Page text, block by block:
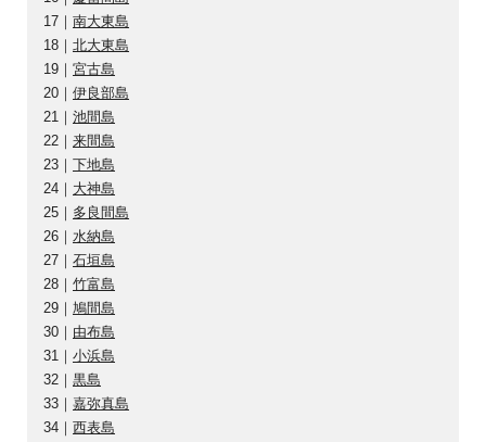
17｜ 南大東島
18｜ 北大東島
19｜ 宮古島
20｜ 伊良部島
21｜ 池間島
22｜ 来間島
23｜ 下地島
24｜ 大神島
25｜ 多良間島
26｜ 水納島
27｜ 石垣島
28｜ 竹富島
29｜ 鳩間島
30｜ 由布島
31｜ 小浜島
32｜ 黒島
33｜ 嘉弥真島
34｜ 西表島